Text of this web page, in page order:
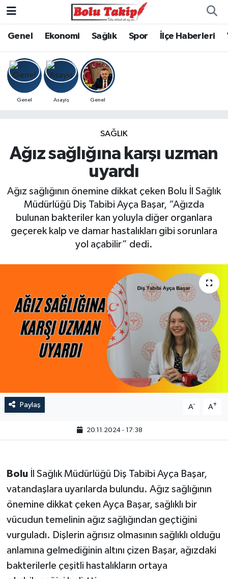
Genel Ekonomi Sağlık Spor İlçe Haberleri
Genel Asayiş Genel
SAĞLIK
Ağız sağlığına karşı uzman
uyardı
Ağız sağlığının önemine dikkat çeken Bolu İl Sağlık
Müdürlüğü Diş Tabibi Ayça Başar, “Ağızda
bulunan bakteriler kan yoluyla diğer organlara
geçerek kalp ve damar hastalıkları gibi sorunlara
yol açabilir” dedi.
Paylaş A- A+
20.11.2024 - 17:38
Boluİl Sağlık Müdürlüğü Diş Tabibi Ayça Başar,
vatandaşlara uyarılarda bulundu. Ağız sağlığının
önemine dikkat çeken Ayça Başar, sağlıklı bir
vücudun temelinin ağız sağlığından geçtiğini
vurguladı. Dişlerin ağrısız olmasının sağlıklı olduğu
anlamına gelmediğinin altını çizen Başar, ağızdaki
bakterilerle çeşitli hastalıkların ortaya